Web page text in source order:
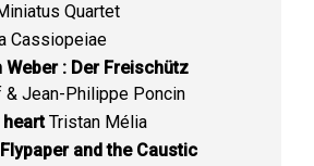
Quartet
Cassiopeiae
Weber : Der Freischütz
& Jean-Philippe Poncin
heartTristan Mélia
and the Caustic